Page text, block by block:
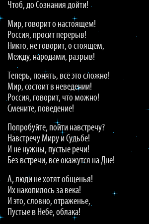
Чтоб, до Сознания дойти!
Мир, говорит о настоящем!
Россия, просит перерыв!
Никто, не говорит, о стоящем,
Между, народами, разрыв!
Теперь, понять, всё это сложно!
Мир, состоит в неведении!
Россия, говорит, что можно!
Смените, поведение!
Попробуйте, пойти навстречу?
Навстречу Миру и Судьбе!
И не нужны, пустые речи!
Без встречи, все окажутся на Дне!
А, люди не хотят общенья!
Их накопилось за века!
И это, словно, отраженье,
Пустые в Небе, облака!